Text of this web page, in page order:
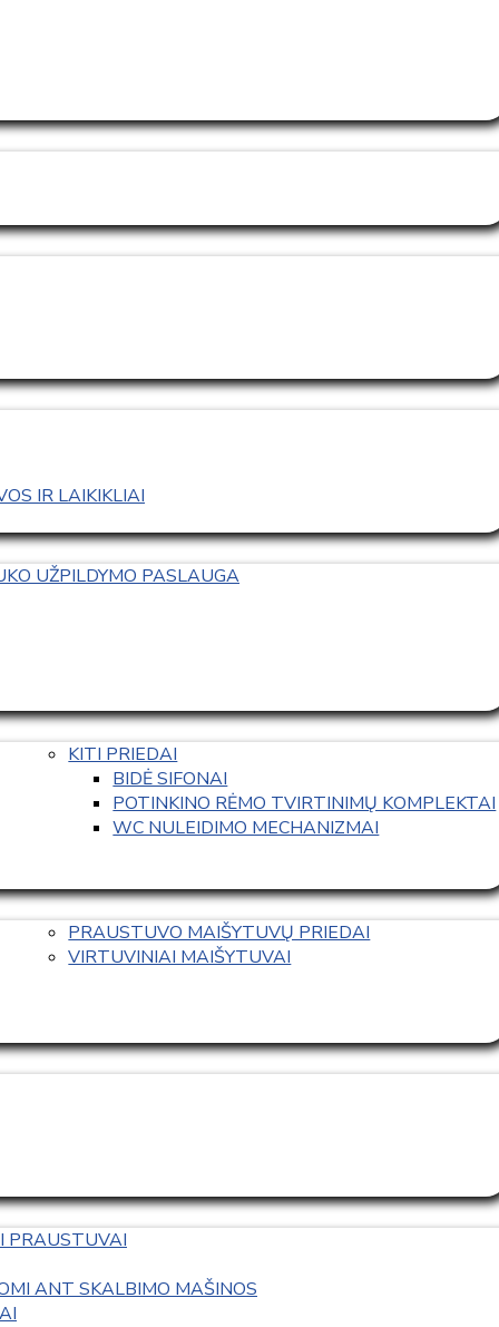
IR LAIKIKLIAI
UŽPILDYMO PASLAUGA
KITI PRIEDAI
BIDĖ SIFONAI
POTINKINO RĖMO TVIRTINIMŲ KOMPLEKTAI
WC NULEIDIMO MECHANIZMAI
PRAUSTUVO MAIŠYTUVŲ PRIEDAI
VIRTUVINIAI MAIŠYTUVAI
PRAUSTUVAI
ANT SKALBIMO MAŠINOS